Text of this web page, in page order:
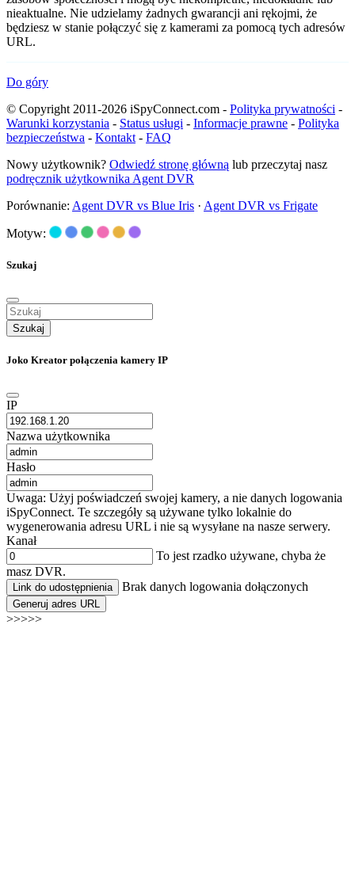
nieaktualne. Nie udzielamy żadnych gwarancji ani rękojmi, że
będziesz w stanie połączyć się z kamerami za pomocą tych adresów
URL.
Do góry
© Copyright 2011-2026 iSpyConnect.com - Polityka prywatności -
Warunki korzystania - Status usługi - Informacje prawne - Polityka
bezpieczeństwa - Kontakt - FAQ
Nowy użytkownik? Odwiedź stronę główną lub przeczytaj nasz
podręcznik użytkownika Agent DVR
Porównanie: Agent DVR vs Blue Iris · Agent DVR vs Frigate
Motyw:
Szukaj
Szukaj
Joko Kreator połączenia kamery IP
IP
Nazwa użytkownika
Hasło
Uwaga: Użyj poświadczeń swojej kamery, a nie danych logowania
iSpyConnect. Te szczegóły są używane tylko lokalnie do
wygenerowania adresu URL i nie są wysyłane na nasze serwery.
Kanał
To jest rzadko używane, chyba że
masz DVR.
Link do udostępnienia Brak danych logowania dołączonych
Generuj adres URL
>>>>>